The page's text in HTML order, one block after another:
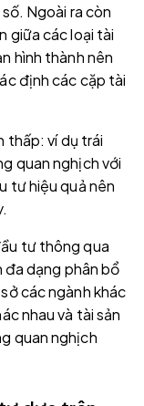
Ngoài ra còn
giữa các loại tài
hình thành nên
định các cặp tài
thấp: ví dụ trái
quan nghịch với
tư hiệu quả nên
tư thông qua
đa dạng phân bổ
các ngành khác
nhau và tài sản
quan nghịch